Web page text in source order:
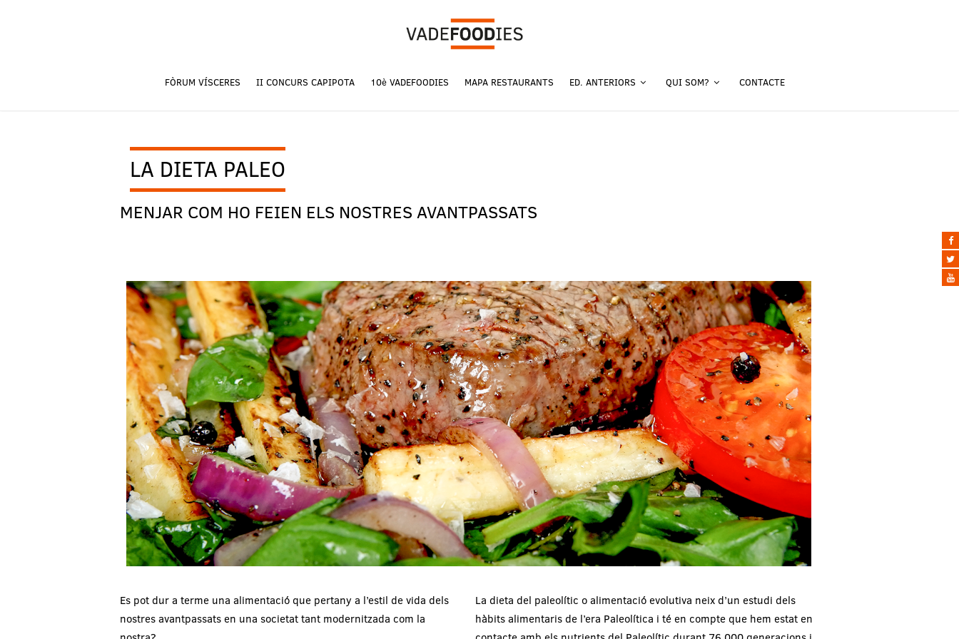
FÒRUM VÍSCERES II CONCURS CAPIPOTA 10è VADEFOODIES MAPA RESTAURANTS ED. ANTERIORS QUI SOM? CONTACTE
LA DIETA PALEO
MENJAR COM HO FEIEN ELS NOSTRES AVANTPASSATS
Es pot dur a terme una alimentació que pertany a l’estil de vida dels
nostres avantpassats en una societat tant modernitzada com la
La dieta del paleolític o alimentació evolutiva neix d’un estudi dels
hàbits alimentaris de l’era Paleolítica i té en compte que hem estat en